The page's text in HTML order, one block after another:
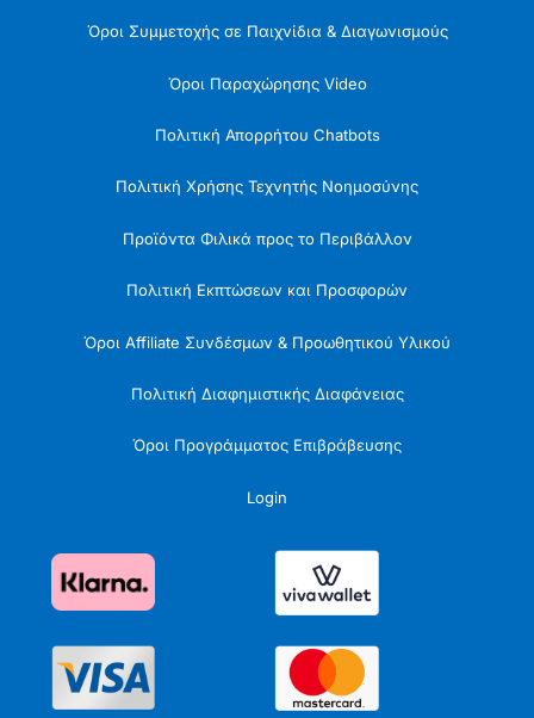
Όροι Συμμετοχής σε Παιχνίδια & Διαγωνισμούς
Όροι Παραχώρησης Video
Πολιτική Απορρήτου Chatbots
Πολιτική Χρήσης Τεχνητής Νοημοσύνης
Προϊόντα Φιλικά προς το Περιβάλλον
Πολιτική Εκπτώσεων και Προσφορών
Όροι Affiliate Συνδέσμων & Προωθητικού Υλικού
Πολιτική Διαφημιστικής Διαφάνειας
Όροι Προγράμματος Επιβράβευσης
Login